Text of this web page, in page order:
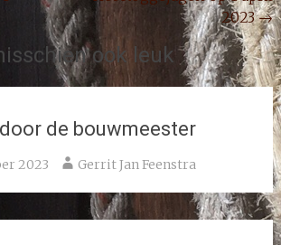
2023→
ook leuk
de bouwmeester
2023 Gerrit Jan Feenstra